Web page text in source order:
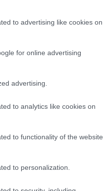
to advertising like cookies on
for online advertising
advertising.
to analytics like cookies on
to functionality of the website
to personalization.